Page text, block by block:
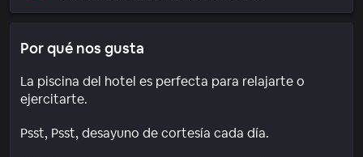
Por qué nos gusta
La piscina del hotel es perfecta para relajarte o
ejercitarte.
Psst, Psst, desayuno de cortesía cada día.